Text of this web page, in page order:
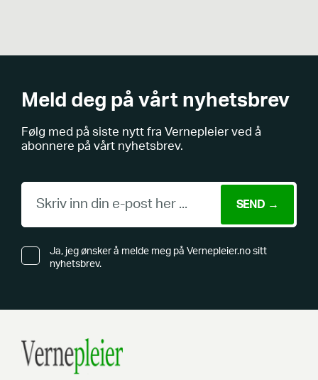
Meld deg på vårt nyhetsbrev
Følg med på siste nytt fra Vernepleier ved å
abonnere på vårt nyhetsbrev.
Ja, jeg ønsker å melde meg på Vernepleier.no sitt
nyhetsbrev.